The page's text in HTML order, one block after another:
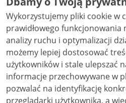
Creative Commons:
niekomercyjne - bez
NC-ND 4.0), o ile nie
Wykorzystujemy pliki cookie w
prawidłowego funkcjonowania
analizy ruchu i optymalizacji działania
możemy lepiej dostosować
użytkowników i stale ulepszać nasze
informacje przechowywane w
pozwalać na identyfikację
przeglądarki użytkownika, a